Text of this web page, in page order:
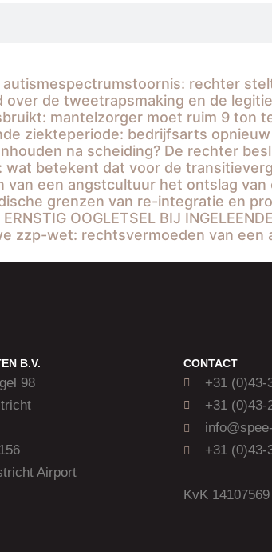
rechter
over de tweetrapsmaking en de
mantelzorger moet ruim 9 ton
ziekteperiode: bedrijfsarts
na scheiding? De rechter
wat betekent dat voor de
van een angstcultuur het ontslag
grenzen van re-integratie en
OOGLETSEL BIJ
zzp-wet: rechtsvermoeden van een
B.V.
98
Airport
CONTACT
+31 (0)43-
+31 (0)43-
+31 (0)43-
KvK 14107569